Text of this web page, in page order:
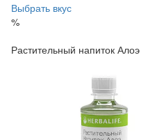
Выбрать вкус
%
Растительный напиток Алоэ